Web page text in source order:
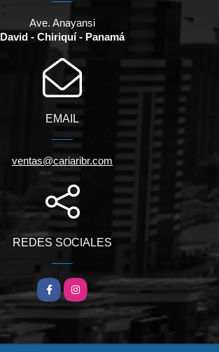
Ave. Anayansi
David - Chiriquí - Panamá
EMAIL
ventas@cariaribr.com
REDES SOCIALES
FacebookInstagram